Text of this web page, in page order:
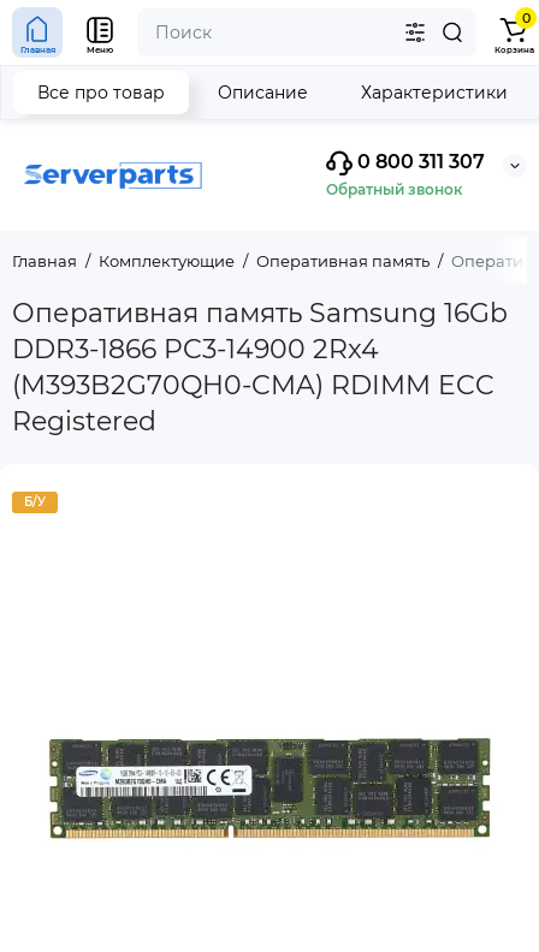
0 800 311 307
Обратный звонок
Главная Меню
0
Корзина
Главная Комплектующие Оперативная память
Оперативная память Samsung 16Gb
DDR3-1866 PC3-14900 2Rx4
(M393B2G70QH0-CMA) RDIMM ECC
Registered
Все про товар Описание Характеристики
Б/У